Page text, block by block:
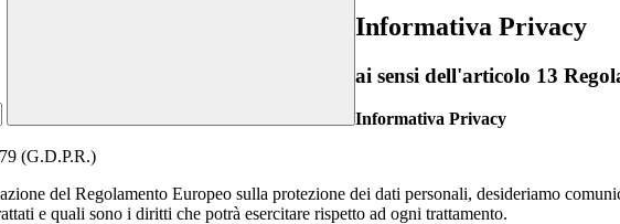
Informativa Privacy
ai sensi dell'articolo 13
Informativa Privacy
(G.D.P.R.)
del Regolamento Europeo sulla protezione dei dati personali, desideriamo
e quali sono i diritti che potrà esercitare rispetto ad ogni trattamento.